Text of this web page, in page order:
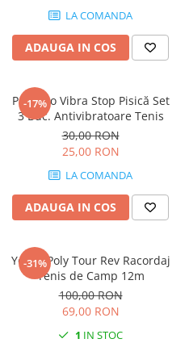
LA COMANDA
ADAUGA IN COS
-17%
Pros Pro Vibra Stop Pisică Set
3 Buc. Antivibratoare Tenis
30,00 RON
25,00 RON
LA COMANDA
ADAUGA IN COS
-31%
Yonex Poly Tour Rev Racordaj
Tenis de Camp 12m
100,00 RON
69,00 RON
1 IN STOC